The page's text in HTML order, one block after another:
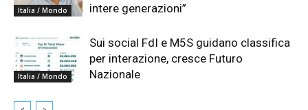
Italia / Mondo
intere generazioni”
Italia / Mondo
Sui social FdI e M5S guidano classifica
per interazione, cresce Futuro
Nazionale